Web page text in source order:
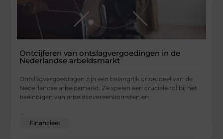
Ontcijferen van ontslagvergoedingen in de
Nederlandse arbeidsmarkt
Ontslagvergoedingen zijn een belangrijk onderdeel van de
Nederlandse arbeidsmarkt. Ze spelen een cruciale rol bij het
beëindigen van arbeidsovereenkomsten en
...
Financieel